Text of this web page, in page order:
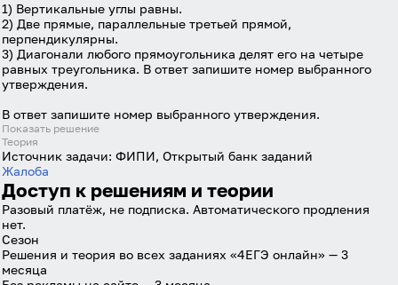
Забыли пароль?
Даю согласие на
данныхна условиях и для целей, определённых в
политике в отношении обработки персональных
данных
Войти через Вконтакте
1) Вертикальные углы равны.
2) Две прямые, параллельные третьей прямой,
перпендикулярны.
3) Диагонали любого прямоугольника делят его на четыре
равных треугольника. В ответ запишите номер выбранного
утверждения.
В ответ запишите номер выбранного утверждения.
Показать решение
Теория
Источник задачи: ФИПИ, Открытый банк заданий
Жалоба
Доступ к решениям и теории
Разовый платёж, не подписка. Автоматического продления
нет.
Сезон
Решения и теория во всех заданиях «4ЕГЭ онлайн» — 3
месяца